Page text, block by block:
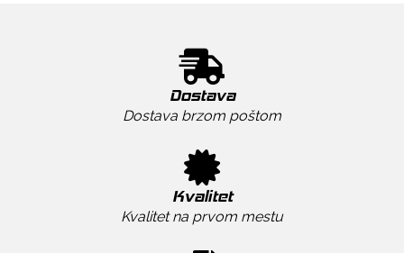
Dostava
Dostava brzom poštom
Kvalitet
Kvalitet na prvom mestu